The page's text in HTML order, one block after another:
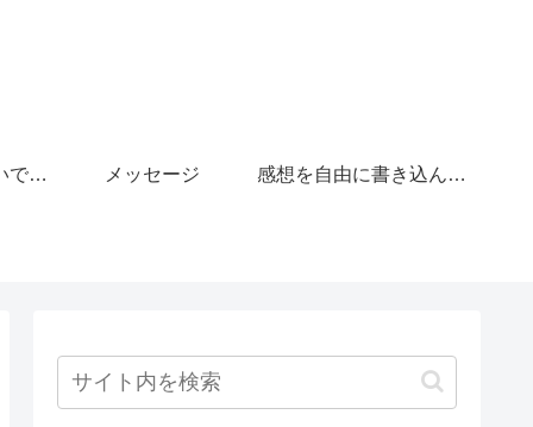
「がんばりすぎないで」の広場 メッセージ 感想を自由に書き込んで下さい。